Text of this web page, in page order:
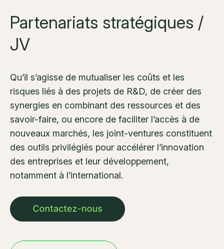
Partenariats stratégiques /
JV
Qu’il s’agisse de mutualiser les coûts et les
risques liés à des projets de R&D, de créer des
synergies en combinant des ressources et des
savoir-faire, ou encore de faciliter l’accès à de
nouveaux marchés, les joint-ventures constituent
des outils privilégiés pour accélérer l’innovation
des entreprises et leur développement,
notamment à l’international.